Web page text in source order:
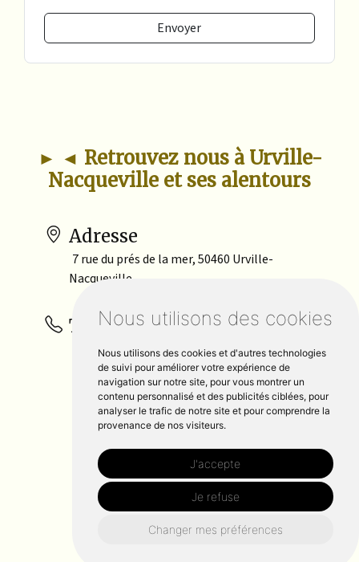
Nous utilisons des cookies
Nous utilisons des cookies et d'autres technologies
de suivi pour améliorer votre expérience de
navigation sur notre site, pour vous montrer un
contenu personnalisé et des publicités ciblées, pour
analyser le trafic de notre site et pour comprendre la
provenance de nos visiteurs.
J'accepte
Je refuse
Changer mes préférences
Envoyer
► ◄ Retrouvez nous à Urville-
Nacqueville et ses alentours
Adresse
7 rue du prés de la mer, 50460 Urville-
Nacqueville
Téléphone
06 50 92 89 68